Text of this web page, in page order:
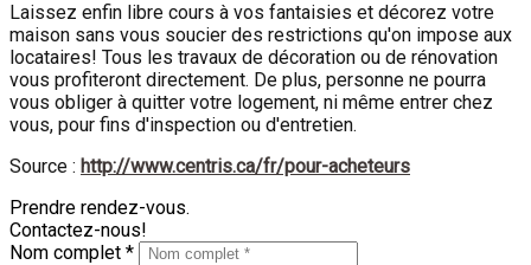
Laissez enfin libre cours à vos fantaisies et décorez votre
maison sans vous soucier des restrictions qu'on impose aux
locataires! Tous les travaux de décoration ou de rénovation
vous profiteront directement. De plus, personne ne pourra
vous obliger à quitter votre logement, ni même entrer chez
vous, pour fins d'inspection ou d'entretien.
Source : http://www.centris.ca/fr/pour-acheteurs
Prendre rendez-vous.
Contactez-nous!
Nom complet *